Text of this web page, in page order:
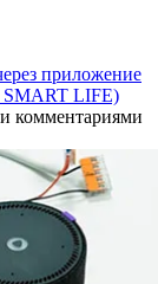
приложение
LIFE)
комментариями